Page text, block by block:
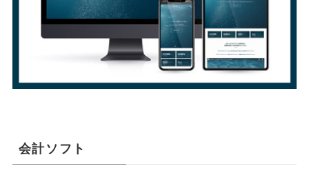
会計ソフト